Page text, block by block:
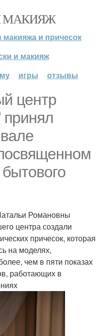
МАКИЯЖ
и причесок
и макияж
игры отзывы
центр
Романовны
центра создали
причесок, которая
на моделях,
чем в пяти показах
работающих в